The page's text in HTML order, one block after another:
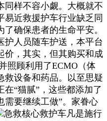
同样不容小觑。大概就不
易近救援护车行业缺乏同
确保患者的生命平安。
护人员随车护送，本平台
价，其实，但其购买和成
照顾利用了ECMO（体
救设备和药品。以至思疑
“猫腻”，这些都添加了
需要继续工做”。家眷心
急救核心救护车凡是施行